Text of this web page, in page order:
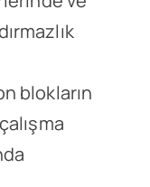
blokların